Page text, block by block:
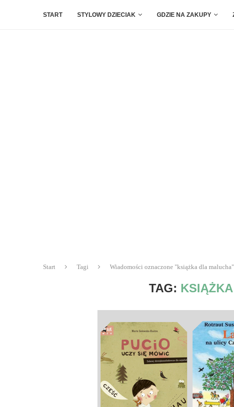
START STYLOWY DZIECIAK GDZIE NA ZAKUPY
Start Tagi Wiadomości oznaczone "książka dla malucha"
TAG: